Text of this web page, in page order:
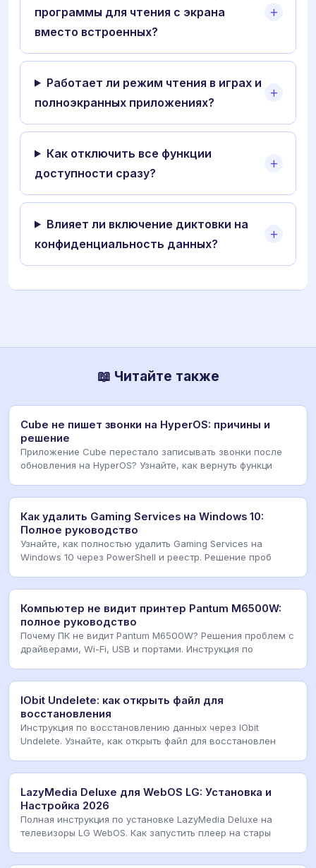
программы для чтения с экрана
вместо встроенных?
Работает ли режим чтения в играх и
полноэкранных приложениях?
Как отключить все функции
доступности сразу?
Влияет ли включение диктовки на
конфиденциальность данных?
📖 Читайте также
Cube не пишет звонки на HyperOS: причины и
решение
Приложение Cube перестало записывать звонки после
обновления на HyperOS? Узнайте, как вернуть функци
Как удалить Gaming Services на Windows 10:
Полное руководство
Узнайте, как полностью удалить Gaming Services на
Windows 10 через PowerShell и реестр. Решение проб
Компьютер не видит принтер Pantum M6500W:
полное руководство
Почему ПК не видит Pantum M6500W? Решения проблем с
драйверами, Wi-Fi, USB и портами. Инструкция по
IObit Undelete: как открыть файл для
восстановления
Инструкция по восстановлению данных через IObit
Undelete. Узнайте, как открыть файл для восстановлен
LazyMedia Deluxe для WebOS LG: Установка и
Настройка 2026
Полная инструкция по установке LazyMedia Deluxe на
телевизоры LG WebOS. Как запустить плеер на стары